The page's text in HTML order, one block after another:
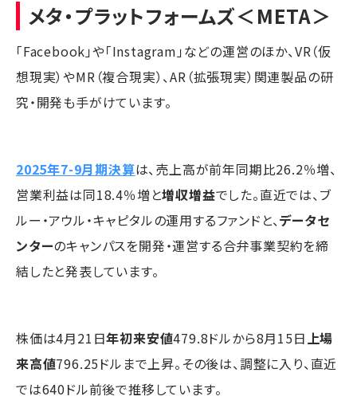
メタ・プラットフォームズ＜META＞
「Facebook」や「Instagram」などの運営のほか、VR（仮
想現実）やMR（複合現実）、AR（拡張現実）関連製品の研
究・開発も手がけています。
2025年7-9月期決算は、売上高が前年同期比26.2％増、
営業利益は同18.4％増と増収増益でした。直近では、ブ
ルー・アウル・キャピタルの運用するファンドと、データセ
ンターのキャンパスを開発・運営する合弁事業契約を締
結したと発表しています。
株価は4月21日年初来安値479.8ドルから8月15日上場
来高値796.25ドルまで上昇。その後は、調整に入り、直近
では640ドル前後で推移しています。